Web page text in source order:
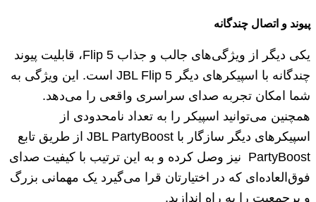
پیوند و اتصال چندگانه
یکی دیگر از ویژگی‌های جالب و جذاب Flip 5، قابلیت پیوند
چندگانه با اسپیکر‌های دیگر JBL Flip 5 است. این ویژگی به
شما امکان تجربه صدای سراسری واقعی را می‌دهد.
همچنین می‌توانید اسپیکر را به تعداد نامحدودی از
اسپیکرهای دیگر سازگار با JBL PartyBoost از طریق تابع
PartyBoost نیز وصل کرده و به این ترتیب با کیفیت صدای
فوق‌العاده‌ای که در اختیارتان قرا می‌گیرد یک مهمانی بزرگ
و پرجمعیت را به راه اندازید.